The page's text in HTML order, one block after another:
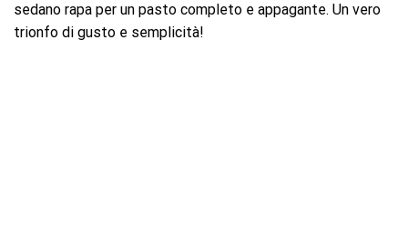
sedano rapa per un pasto completo e appagante. Un vero
trionfo di gusto e semplicità!